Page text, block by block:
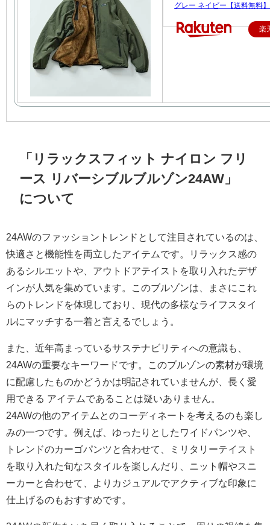
グレー ネイビー【送料無料】
楽
「リラックスフィット ナイロン フリ
ース リバーシブルブルゾン24AW」
について
24AWのファッショントレンドとして注目されているのは、
快適さと機能性を両立したアイテムです。リラックス感の
あるシルエットや、アウトドアテイストを取り入れたデザ
インが人気を集めています。このブルゾンは、まさにこれ
らのトレンドを体現しており、現代の多様なライフスタイ
ルにマッチする一着と言えるでしょう。
また、近年高まっているサステナビリティへの意識も、
24AWの重要なキーワードです。このブルゾンの素材が環境
に配慮したものかどうかは明記されていませんが、長く愛
用できる アイテムであることは疑いありません。
24AWの他のアイテムとのコーディネートを考えるのも楽し
みの一つです。例えば、ゆったりとしたワイドパンツや、
トレンドのカーゴパンツと合わせて、ミリタリーテイスト
を取り入れた旬なスタイルを楽しんだり、ニット帽やスニ
ーカーと合わせて、よりカジュアルでアクティブな印象に
仕上げるのもおすすめです。